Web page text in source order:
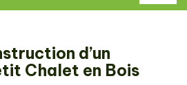
d’un
Chalet en Bois